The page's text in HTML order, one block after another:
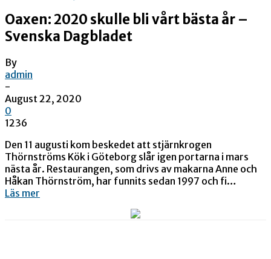
Oaxen: 2020 skulle bli vårt bästa år –
Svenska Dagbladet
By
admin
-
August 22, 2020
0
1236
Den 11 augusti kom beskedet att stjärnkrogen
Thörnströms Kök i Göteborg slår igen portarna i mars
nästa år. Restaurangen, som drivs av makarna Anne och
Håkan Thörnström, har funnits sedan 1997 och fi…
Läs mer